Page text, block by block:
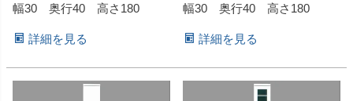
幅30 奥行40 高さ180
詳細を見る
幅30 奥行40 高さ180
詳細を見る